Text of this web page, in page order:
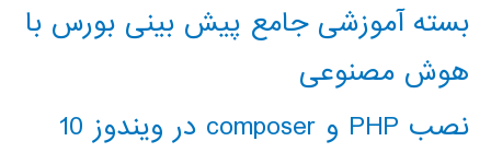
بسته آموزشی جامع پیش بینی بورس با
هوش مصنوعی
نصب PHP و composer در ویندوز 10